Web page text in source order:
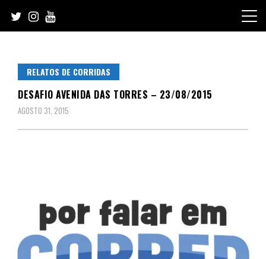
content
RELATOS DE CORRIDAS
DESAFIO AVENIDA DAS TORRES – 23/08/2015
AGOSTO 31, 2015